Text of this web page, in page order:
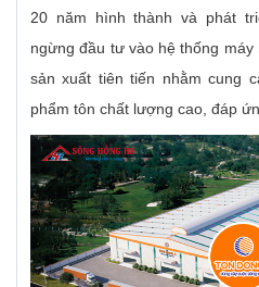
20 năm hình thành và phát
ngừng đầu tư vào hệ thống
sản xuất tiên tiến nhằm cung
phẩm tôn chất lượng cao, đáp